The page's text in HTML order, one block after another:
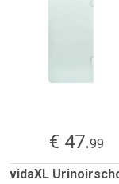
€ 47.99
vidaXL